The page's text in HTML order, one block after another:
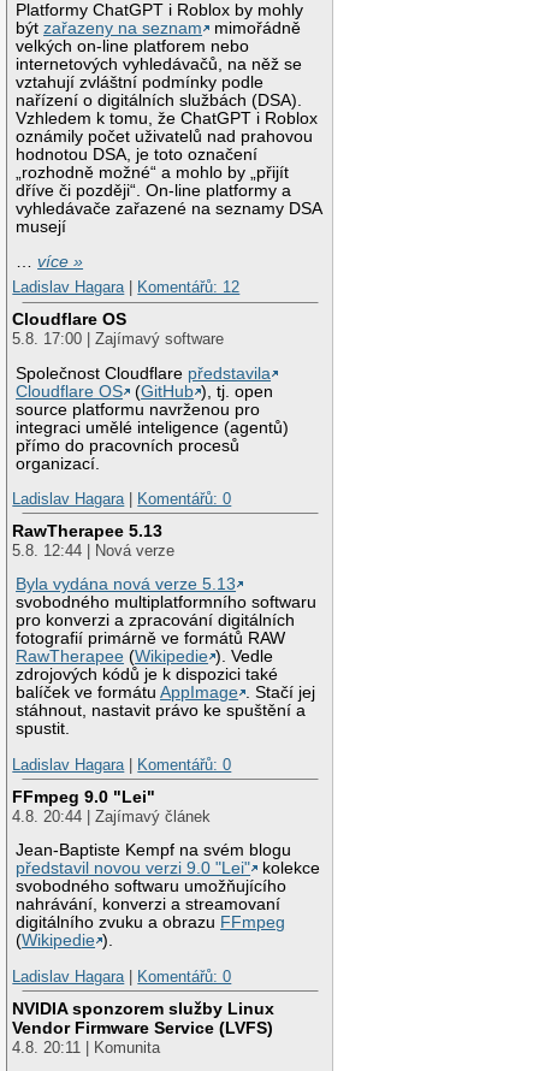
Platformy ChatGPT i Roblox by mohly
býtzařazeny na seznam
mimořádně
velkých on-line platforem nebo
internetových vyhledávačů, na něž se
vztahují zvláštní podmínky podle
nařízení o digitálních službách (DSA).
Vzhledem k tomu, že ChatGPT i Roblox
oznámily počet uživatelů nad prahovou
hodnotou DSA, je toto označení
„rozhodně možné“ a mohlo by „přijít
dříve či později“. On-line platformy a
vyhledávače zařazené na seznamy DSA
musejí
…více »
Ladislav Hagara| Komentářů: 12
Cloudflare OS
5.8. 17:00 | Zajímavý software
Společnost Cloudflare představila
Cloudflare OS
(GitHub ), tj. open
source platformu navrženou pro
integraci umělé inteligence (agentů)
přímo do pracovních procesů
organizací.
Ladislav Hagara| Komentářů: 0
RawTherapee 5.13
5.8. 12:44 | Nová verze
Byla vydána nová verze 5.13
svobodného multiplatformního softwaru
pro konverzi a zpracování digitálních
fotografií primárně ve formátů RAW
RawTherapee (Wikipedie ). Vedle
zdrojových kódů je k dispozici také
balíček ve formátuAppImage . Stačí jej
stáhnout, nastavit právo ke spuštění a
spustit.
Ladislav Hagara| Komentářů: 0
FFmpeg 9.0 "Lei"
4.8. 20:44 | Zajímavý článek
Jean-Baptiste Kempf na svém blogu
představil novou verzi 9.0 "Lei"
kolekce
svobodného softwaru umožňujícího
nahrávání, konverzi a streamovaní
digitálního zvuku a obrazu FFmpeg
(Wikipedie ).
Ladislav Hagara| Komentářů: 0
NVIDIA sponzorem služby Linux
Vendor Firmware Service (LVFS)
4.8. 20:11 | Komunita